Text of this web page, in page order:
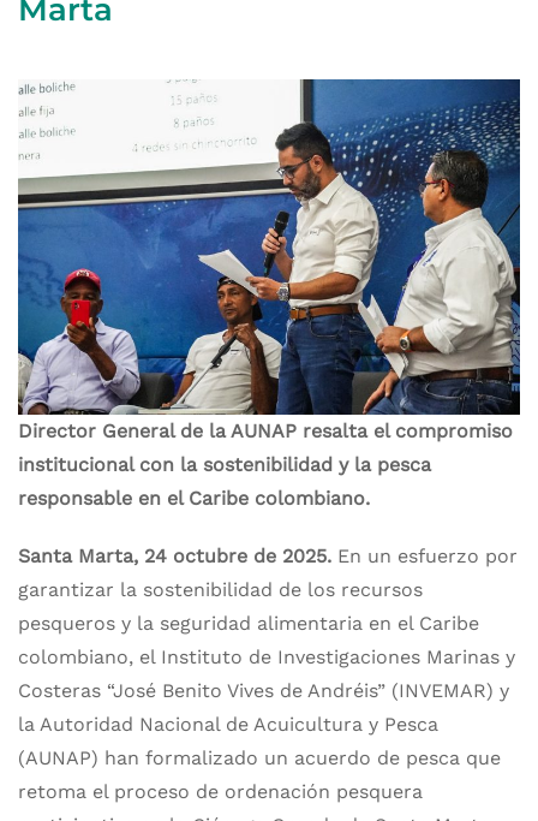
Marta
Director General de la AUNAP resalta el compromiso
institucional con la sostenibilidad y la pesca
responsable en el Caribe colombiano.
Santa Marta, 24 octubre de 2025. En un esfuerzo por
garantizar la sostenibilidad de los recursos
pesqueros y la seguridad alimentaria en el Caribe
colombiano, el Instituto de Investigaciones Marinas y
Costeras “José Benito Vives de Andréis” (INVEMAR) y
la Autoridad Nacional de Acuicultura y Pesca
(AUNAP) han formalizado un acuerdo de pesca que
retoma el proceso de ordenación pesquera